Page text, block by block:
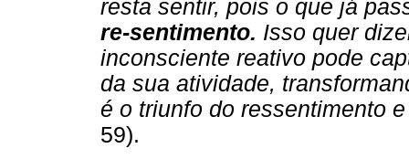
resta sentir, pois o que já
re-sentimento. Isso quer
inconsciente reativo pode
da sua atividade,
é o triunfo do ressentimento
59).